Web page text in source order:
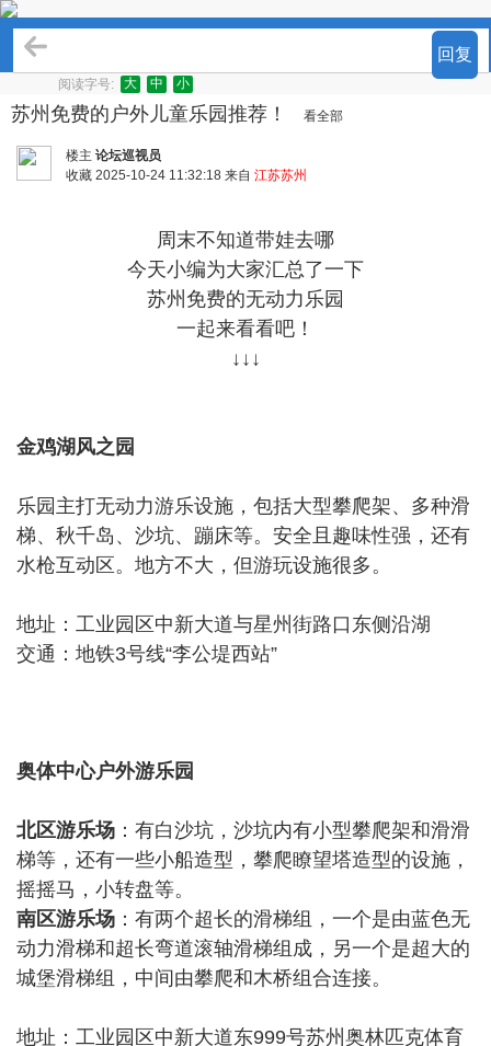
回复
阅读字号: 大 中 小
苏州免费的户外儿童乐园推荐！ 看全部
楼主 论坛巡视员
收藏 2025-10-24 11:32:18 来自 江苏苏州
周末不知道带娃去哪
今天小编为大家汇总了一下
苏州免费的无动力乐园
一起来看看吧！
↓↓↓
金鸡湖风之园
乐园主打无动力游乐设施，包括大型攀爬架、多种滑
梯、秋千岛、沙坑、蹦床等。安全且趣味性强，还有
水枪互动区。地方不大，但游玩设施很多。
地址：工业园区中新大道与星州街路口东侧沿湖
交通：地铁3号线“李公堤西站”
奥体中心户外游乐园
北区游乐场 ：有白沙坑，沙坑内有小型攀爬架和滑滑
梯等，还有一些小船造型，攀爬瞭望塔造型的设施，
摇摇马，小转盘等。
南区游乐场 ：有两个超长的滑梯组，一个是由蓝色无
动力滑梯和超长弯道滚轴滑梯组成，另一个是超大的
城堡滑梯组，中间由攀爬和木桥组合连接。
地址：工业园区中新大道东999号苏州奥林匹克体育